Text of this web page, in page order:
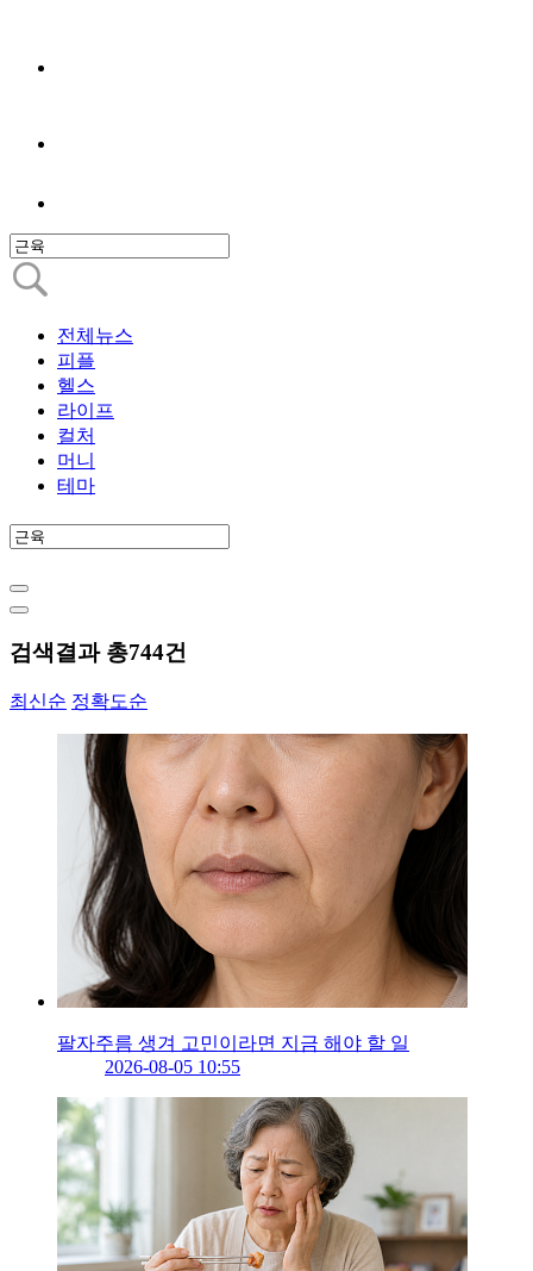
전체뉴스
피플
헬스
라이프
컬처
머니
테마
검색결과 총744건
최신순 정확도순
팔자주름 생겨 고민이라면 지금 해야 할 일
2026-08-05 10:55